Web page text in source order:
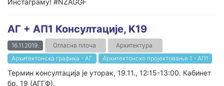
Инстаграму! #NZAGGF
АГ + АП1 Консултације, K19
16.11.2019. Огласна плоча
Архитектура
Архитектонска графика - АГ
Архитектонско пројектовање 1 - AП1
Термин консултација је уторак, 19.11., 12:15-13:00. Кабинет
бр. 19 (AГГФ).